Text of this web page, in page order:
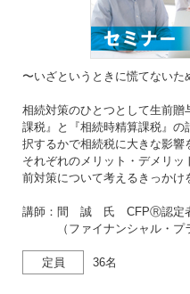
〜いざというときに慌てないた
相続対策のひとつとして生前
課税』と『相続時精算課税』
択するかで相続税に大きな影響
それぞれのメリット・デメリ
前対策について考えるきっかけ
講師：間 誠 氏 CFPⓇ認定
（ファイナンシャル・プラ
定員 36名